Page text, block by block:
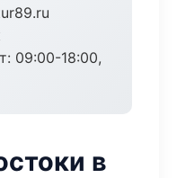
09:00-18:00,
в